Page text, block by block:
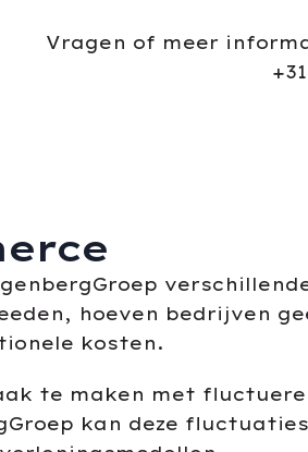
Vragen of meer
hoeven bedrijven
kosten.
te maken met
kan deze